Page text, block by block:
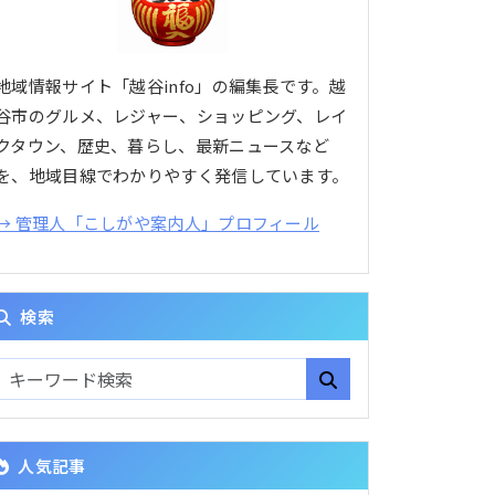
域情報サイト「越谷info」の編集長です。越
市のグルメ、レジャー、ショッピング、レイ
タウン、歴史、暮らし、最新ニュースなど
、地域目線でわかりやすく発信しています。
管理人「こしがや案内人」プロフィール
検索
人気記事